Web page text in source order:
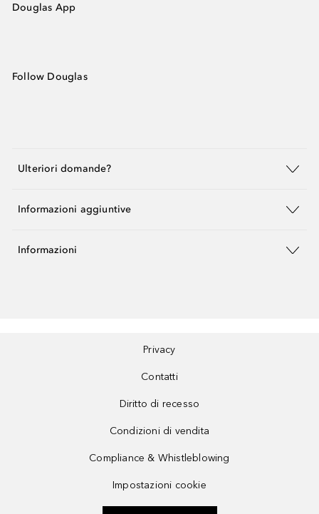
Douglas App
Follow Douglas
Ulteriori domande?
Informazioni aggiuntive
Informazioni
Privacy
Contatti
Diritto di recesso
Condizioni di vendita
Compliance & Whistleblowing
Impostazioni cookie